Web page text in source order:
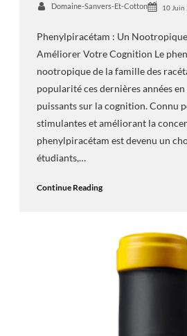
Domaine-Sanvers-Et-Cotton 10 Juin
Phenylpiracétam : Un
Améliorer Votre Cognition Le
nootropique de la famille des
popularité ces dernières années
puissants sur la cognition. Connu
stimulantes et améliorant la
phenylpiracétam est devenu un
étudiants,…
Continue Reading